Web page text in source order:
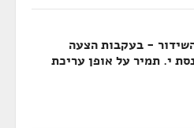
- בעקבות הצעה
י. תמיר על אופן עריכת